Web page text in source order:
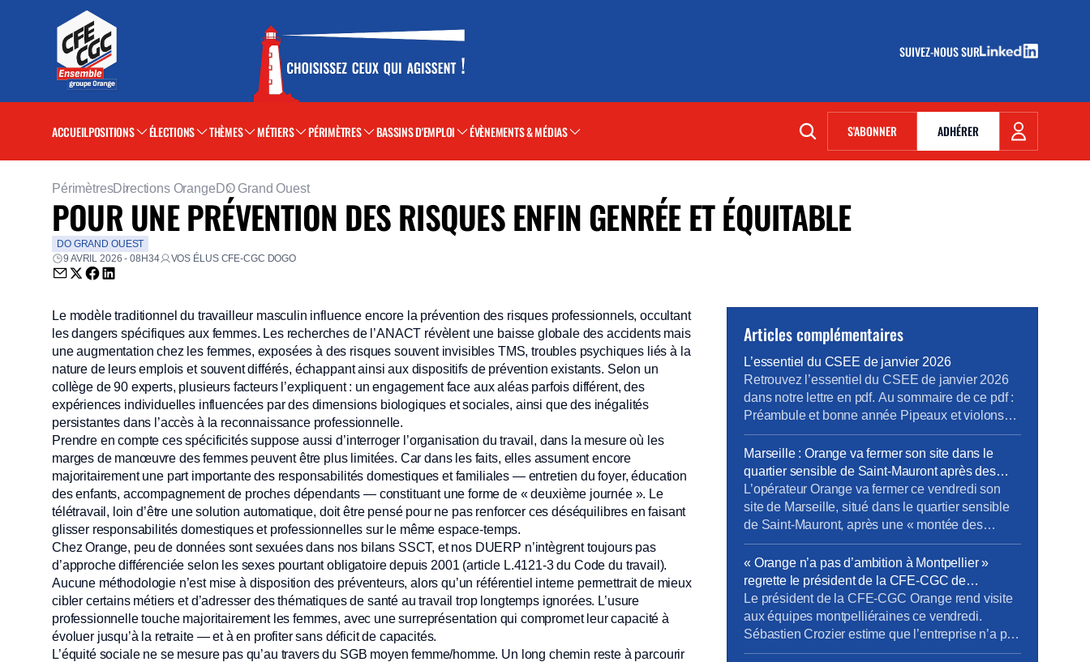
SUIVEZ-NOUS SUR
(NOUVELLE FENÊTRE)
ACCUEILPOSITIONS ÉLECTIONS THÈMES MÉTIERS PÉRIMÈTRES BASSINS D'EMPLOI ÉVÈNEMENTS & MÉDIAS S'ABONNER(NOUVELLE FENÊTRE)
ADHÉRER
PérimètresDirections Orange DO Grand Ouest
POUR UNE PRÉVENTION DES RISQUES ENFIN GENRÉE ET ÉQUITABLE
DO GRAND OUEST
9 AVRIL 2026 - 08H34
VOS ÉLUS CFE-CGC DOGO
Envoyer par email (nouvelle fenêtre)
Partager sur Twitter (nouvelle fenêtre)
Partager sur Facebook (nouvelle fenêtre)
Partager sur LinkedIn (nouvelle fenêtre)
Le modèle traditionnel du travailleur masculin influence encore la prévention des risques professionnels, occultant
les dangers spécifiques aux femmes. Les recherches de l’ANACT révèlent une baisse globale des accidents mais
une augmentation chez les femmes, exposées à des risques souvent invisibles TMS, troubles psychiques liés à la
nature de leurs emplois et souvent différés, échappant ainsi aux dispositifs de prévention existants. Selon un
collège de 90 experts, plusieurs facteurs l’expliquent : un engagement face aux aléas parfois différent, des
expériences individuelles influencées par des dimensions biologiques et sociales, ainsi que des inégalités
persistantes dans l’accès à la reconnaissance professionnelle.
Prendre en compte ces spécificités suppose aussi d’interroger l’organisation du travail, dans la mesure où les
marges de manœuvre des femmes peuvent être plus limitées. Car dans les faits, elles assument encore
majoritairement une part importante des responsabilités domestiques et familiales — entretien du foyer, éducation
des enfants, accompagnement de proches dépendants — constituant une forme de « deuxième journée ». Le
télétravail, loin d’être une solution automatique, doit être pensé pour ne pas renforcer ces déséquilibres en faisant
glisser responsabilités domestiques et professionnelles sur le même espace-temps.
Chez Orange, peu de données sont sexuées dans nos bilans SSCT, et nos DUERP n’intègrent toujours pas
d’approche différenciée selon les sexes pourtant obligatoire depuis 2001 (article L.4121-3 du Code du travail).
Aucune méthodologie n’est mise à disposition des préventeurs, alors qu’un référentiel interne permettrait de mieux
cibler certains métiers et d’adresser des thématiques de santé au travail trop longtemps ignorées. L’usure
professionnelle touche majoritairement les femmes, avec une surreprésentation qui compromet leur capacité à
évoluer jusqu’à la retraite — et à en profiter sans déficit de capacités.
L’équité sociale ne se mesure pas qu’au travers du SGB moyen femme/homme. Un long chemin reste à parcourir
Articles complémentaires
L’essentiel du CSEE de janvier 2026
Retrouvez l’essentiel du CSEE de janvier 2026
dans notre lettre en pdf. Au sommaire de ce pdf :
Préambule et bonne année Pipeaux et violons
Tout va bien madame la marquise Cro-Magnon et
Neandertal Prochain CSEE pour vos élus du 24
au 26 mars.
Marseille : Orange va fermer son site dans le
quartier sensible de Saint-Mauront après des
«tensions» – Europe 1
L’opérateur Orange va fermer ce vendredi son
site de Marseille, situé dans le quartier sensible
de Saint-Mauront, après une « montée des
tensions », indique la direction régionale du
groupe. Environ 1.000 personnes travaillent dans
ces locaux de la cité phocéenne. L’entreprise
attend « un retour à une situation apaisée dans le
quartier ». […]Les salariés ont dû être […]
« Orange n’a pas d’ambition à Montpellier »
regrette le président de la CFE-CGC de
l’entreprise – Ici l’Herault
Le président de la CFE-CGC Orange rend visite
aux équipes montpelliéraines ce vendredi.
Sébastien Crozier estime que l’entreprise n’a pas
de projet ambitieux dans la métropole et que les